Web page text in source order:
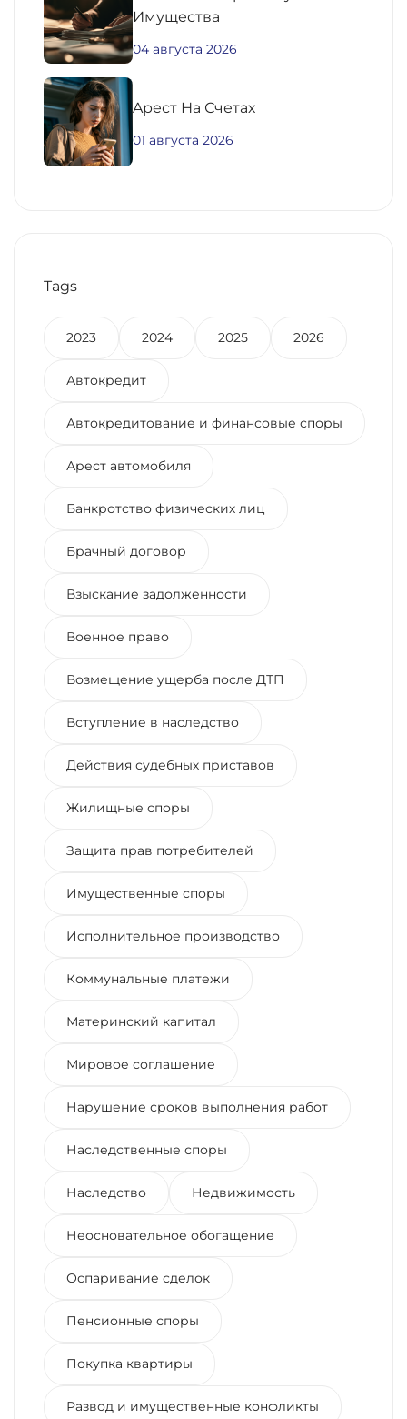
Имущества
04 августа 2026
Aрест На Счетах
01 августа 2026
Tags
2023 2024 2025 2026
Автокредит
Автокредитование и финансовые споры
Арест автомобиля
Банкротство физических лиц
Брачный договор
Взыскание задолженности
Военное право
Возмещение ущерба после ДТП
Вступление в наследство
Действия судебных приставов
Жилищные споры
Защита прав потребителей
Имущественные споры
Исполнительное производство
Коммунальные платежи
Материнский капитал
Мировое соглашение
Нарушение сроков выполнения работ
Наследственные споры
Наследство Недвижимость
Неосновательное обогащение
Оспаривание сделок
Пенсионные споры
Покупка квартиры
Развод и имущественные конфликты